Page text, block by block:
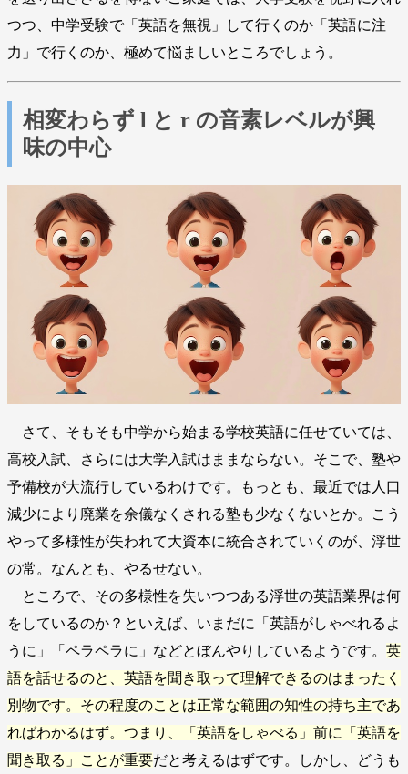
つつ、中学受験で「英語を無視」して行くのか「英語に注
力」で行くのか、極めて悩ましいところでしょう。
相変わらず l と r の音素レベルが興
味の中心
さて、そもそも中学から始まる学校英語に任せていては、
高校入試、さらには大学入試はままならない。そこで、塾や
予備校が大流行しているわけです。もっとも、最近では人口
減少により廃業を余儀なくされる塾も少なくないとか。こう
やって多様性が失われて大資本に統合されていくのが、浮世
の常。なんとも、やるせない。
ところで、その多様性を失いつつある浮世の英語業界は何
をしているのか？といえば、いまだに「英語がしゃべれるよ
うに」「ペラペラに」などとぼんやりしているようです。 英
語を話せるのと、英語を聞き取って理解できるのはまったく
別物です。その程度のことは正常な範囲の知性の持ち主であ
ればわかるはず。つまり、「英語をしゃべる」前に「英語を
聞き取る」ことが重要だと考えるはずです。しかし、どうも